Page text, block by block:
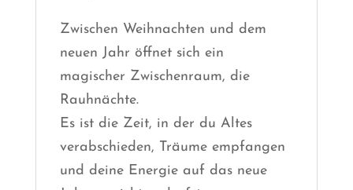
Zwischen Weihnachten und dem
neuen Jahr öffnet sich ein
magischer Zwischenraum, die
Rauhnächte.
Es ist die Zeit, in der du Altes
verabschieden, Träume empfangen
und deine Energie auf das neue